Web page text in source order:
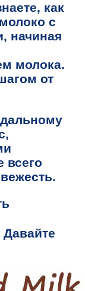
как
с
начиная
молока.
от
всего
Давайте